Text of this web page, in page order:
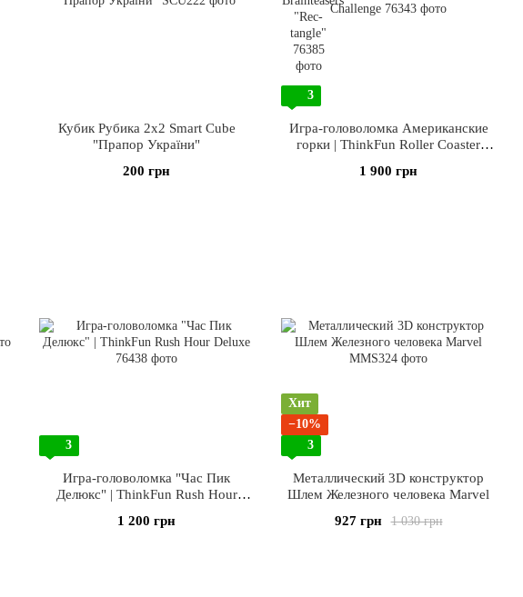
Кубик Рубика 2х2 Smart Cube
"Прапор України"
200 грн
3
Игра-головоломка Американские
горки | ThinkFun Roller Coaster
1 900 грн
3
Игра-головоломка "Час Пик
Делюкс" | ThinkFun Rush Hour
1 200 грн
Хит
−10%
3
Металлический 3D конструктор
Шлем Железного человека Marvel
1 030 грн
927 грн